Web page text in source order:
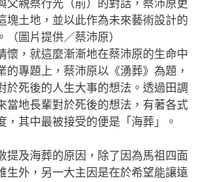
父親蔡行光（前）的對話，蔡沛原更
塊土地，並以此作為未來藝術設計的
（圖片提供／蔡沛原）
懷，就這麼漸漸地在蔡沛原的生命中
的專題上，蔡沛原以《湧葬》為題，
於死後的人生大事的想法。透過田調
當地長輩對於死後的想法，有著各式
，其中最被接受的便是「海葬」。
提及海葬的原因，除了因為馬祖四面
生外，另一大主因是在於希望能讓遠